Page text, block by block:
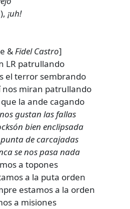
), ¡uh!
&Fidel Castro]
LR patrullando
el terror sembrando
nos miran patrullando
la ande cagando
gustan las fallas
bien enclipsada
de carcajadas
se nos pasa nada
a topones
a la puta orden
estamos a la orden
a misiones